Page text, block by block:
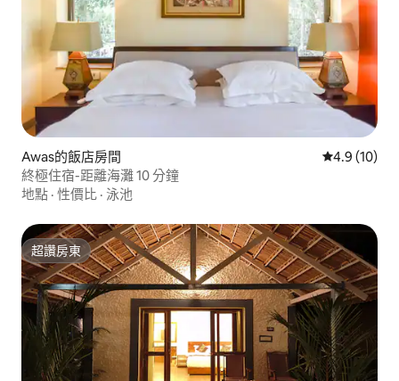
Awas的飯店房間 從 10 則評
4.9 (10)
終極住宿-距離海灘 10 分鐘
地點 · 性價比 · 泳池
超讚房東
超讚房東